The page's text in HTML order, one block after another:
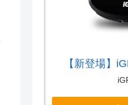
【新登場】